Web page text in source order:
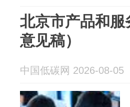
北京市产品和
意见稿）
中国低碳网 2026-08-05